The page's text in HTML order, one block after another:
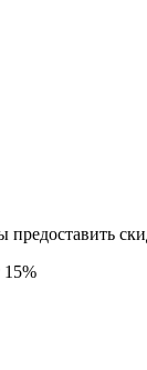
предоставить
15%